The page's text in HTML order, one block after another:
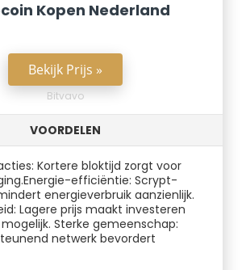
Kopen Nederland
Bekijk Prijs »
Bitvavo
VOORDELEN
Kortere bloktijd zorgt voor
efficiëntie: Scrypt-
energieverbruik aanzienlijk.
Lagere prijs maakt investeren
Sterke gemeenschap:
netwerk bevordert